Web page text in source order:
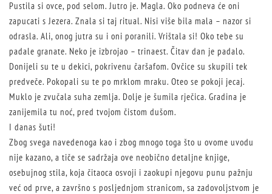
Pustila si ovce, pod selom. Jutro je. Magla. Oko podneva će oni
zapucati s Jezera. Znala si taj ritual. Nisi više bila mala – nazor si
odrasla. Ali, onog jutra su i oni poranili. Vrištala si! Oko tebe su
padale granate. Neko je izbrojao – trinaest. Čitav dan je padalo.
Donijeli su te u dekici, pokrivenu čaršafom. Ovčice su skupili tek
predveče. Pokopali su te po mrklom mraku. Oteo se pokoji jecaj.
Muklo je zvučala suha zemlja. Dolje je šumila rječica. Gradina je
zanijemila tu noć, pred tvojom čistom dušom.
I danas šuti!
Zbog svega navedenoga kao i zbog mnogo toga što u ovome uvodu
nije kazano, a tiče se sadržaja ove neobično detaljne knjige,
osebujnog stila, koja čitaoca osvoji i zaokupi njegovu punu pažnju
već od prve, a završno s posljednjom stranicom, sa zadovoljstvom je